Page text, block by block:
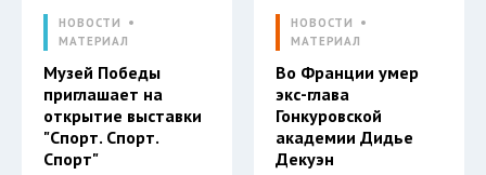
НОВОСТИ
МАТЕРИАЛ
Музей Победы
приглашает на
открытие выставки
"Спорт. Спорт.
Спорт"
НОВОСТИ
МАТЕРИАЛ
Во Франции умер
экс-глава
Гонкуровской
академии Дидье
Декуэн